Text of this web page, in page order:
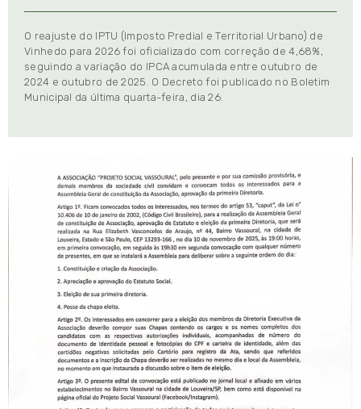
O reajuste do IPTU (Imposto Predial e Territorial Urbano) de
Vinhedo para 2026 foi oficializado com correção de 4,68%,
seguindo a variação do IPCA acumulada entre outubro de
2024 e outubro de 2025. O Decreto foi publicado no Boletim
Municipal da última quarta-feira, dia 26.